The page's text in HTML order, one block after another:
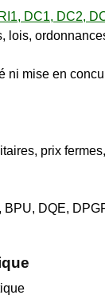
DC1, DC2,
lois,
ni mise en
prix
DQE,